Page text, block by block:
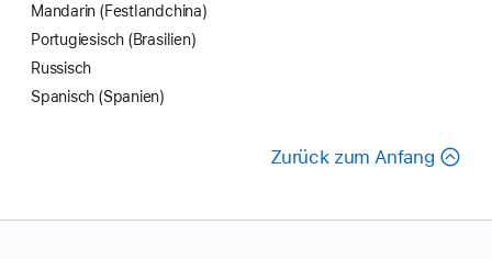
Mandarin (Festland­china)
Portugiesisch (Brasilien)
Russisch
Spanisch (Spanien)
Zurück zum Anfang